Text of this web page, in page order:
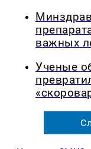
важных
Ученые